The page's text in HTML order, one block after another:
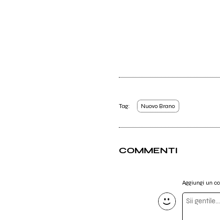
Tag: Nuovo Brano
COMMENTI
Aggiungi un